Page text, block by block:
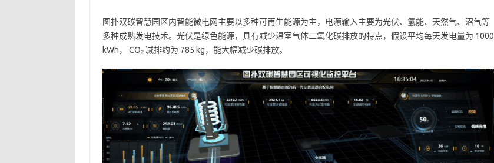
图扑双碳智慧园区内智能微电网主要以多种可再生能源为主，电源输入主要为光伏、氢能、天然气、沼气等
多种成熟发电技术。光伏是绿色能源，具有减少温室气体二氧化碳排放的特点，假设平均每天发电量为 1000
kWh， CO₂ 减排约为 785 kg，能大幅减少碳排放。